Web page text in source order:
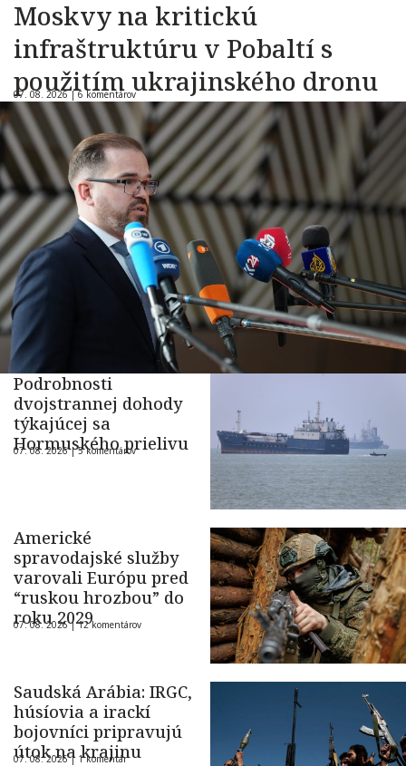
Moskvy na kritickú
infraštruktúru v Pobaltí s
použitím ukrajinského dronu
07. 08. 2026 |6 komentárov
Podrobnosti
dvojstrannej dohody
týkajúcej sa
Hormuského prielivu
07. 08. 2026 |5 komentárov
Americké
spravodajské služby
varovali Európu pred
“ruskou hrozbou” do
roku 2029
07. 08. 2026 |12 komentárov
Saudská Arábia: IRGC,
húsíovia a irackí
bojovníci pripravujú
útok na krajinu
07. 08. 2026 | 1 komentár